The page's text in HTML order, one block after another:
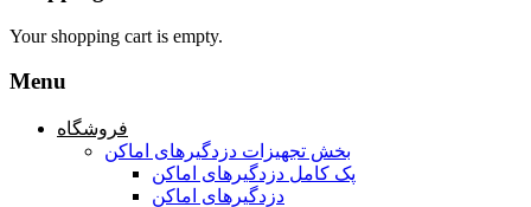
Your shopping cart is empty.
Menu
فروشگاه
بخش تجهیزات دزدگیرهای اماکن
پک کامل دزدگیرهای اماکن
دزدگیرهای اماکن